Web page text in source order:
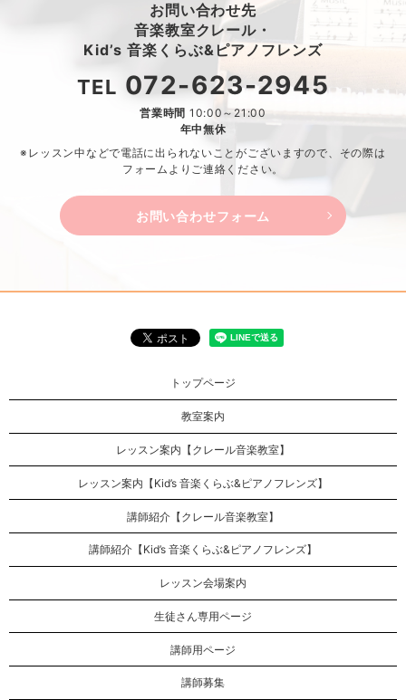
お問い合わせ先
音楽教室クレール・
Kid’s 音楽くらぶ&ピアノフレンズ
TEL 072-623-2945
営業時間 10:00～21:00
年中無休
※レッスン中などで電話に出られないことがございますので、 その際は
フォームよりご連絡ください。
お問い合わせフォーム
トップページ
教室案内
レッスン案内【クレール音楽教室】
レッスン案内【Kid’s 音楽くらぶ&ピアノフレンズ】
講師紹介【クレール音楽教室】
講師紹介【Kid’s 音楽くらぶ&ピアノフレンズ】
レッスン会場案内
生徒さん専用ページ
講師用ページ
講師募集